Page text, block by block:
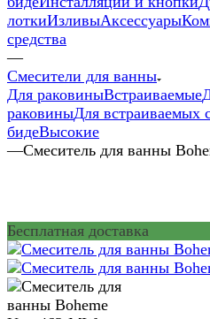
лоткиИзливыАксессуары
средства
—
Смесители для ванны
Для раковиныВстраиваемые
раковиныДля встраиваемых
бидеВысокие
—Смеситель для ванны
Бесплатная доставка